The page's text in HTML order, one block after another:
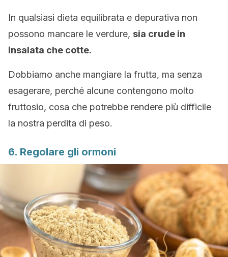
In qualsiasi dieta equilibrata e depurativa non
possono mancare le verdure, sia crude in
insalata che cotte.
Dobbiamo anche mangiare la frutta, ma senza
esagerare, perché alcune contengono molto
fruttosio, cosa che potrebbe rendere più difficile
la nostra perdita di peso.
6. Regolare gli ormoni